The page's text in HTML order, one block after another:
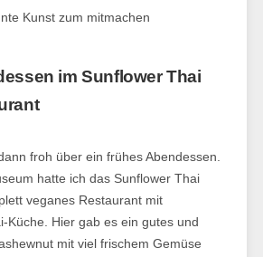
im Sunflower Thai
froh über ein frühes Abendessen.
hatte ich das Sunflower Thai
veganes Restaurant mit
Küche. Hier gab es ein gutes und
mit viel frischem Gemüse